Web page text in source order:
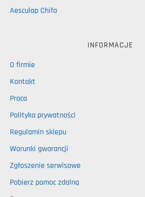
Aesculap Chifa
INFORMACJE
O firmie
Kontakt
Praca
Polityka prywatności
Regulamin sklepu
Warunki gwarancji
Zgłoszenie serwisowe
Pobierz pomoc zdalną